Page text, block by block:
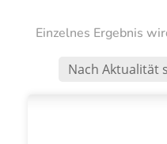
Einzelnes Ergebnis